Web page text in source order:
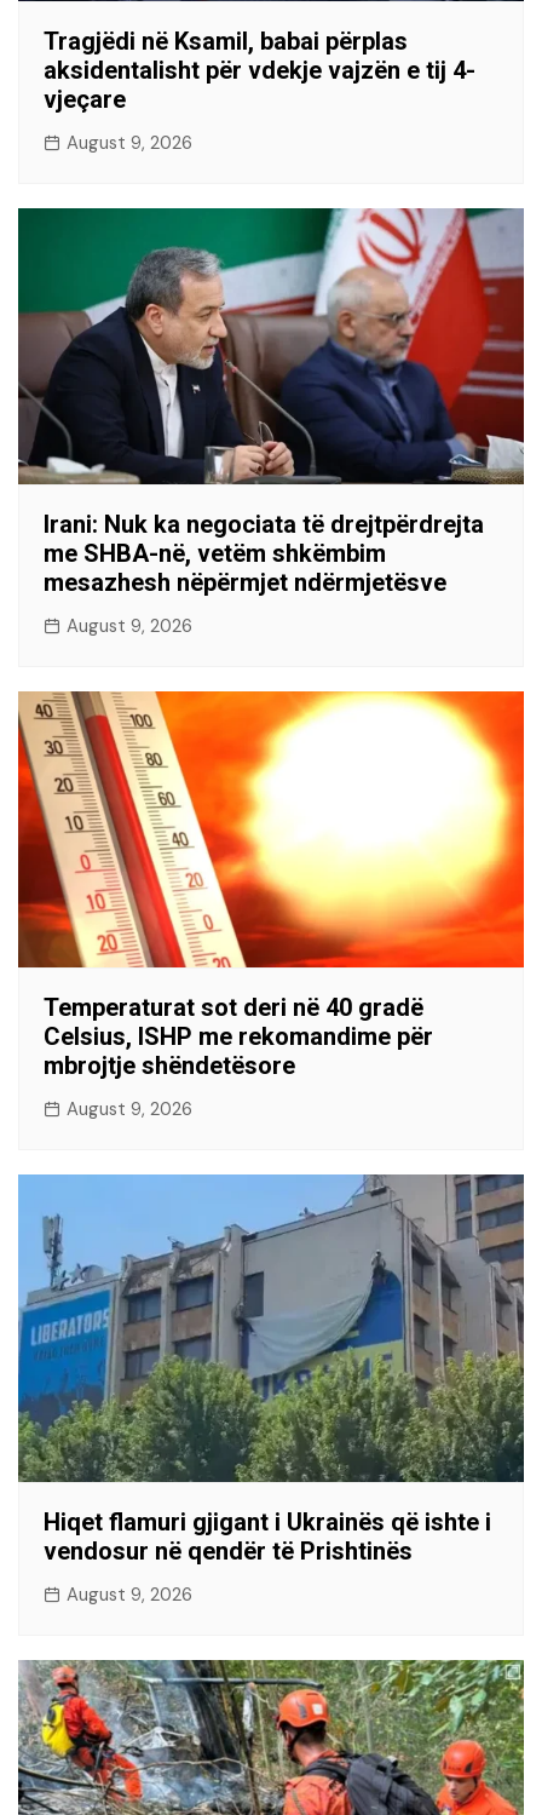
Tragjëdi në Ksamil, babai përplas
aksidentalisht për vdekje vajzën e tij 4-
vjeçare
August 9, 2026
Irani: Nuk ka negociata të drejtpërdrejta
me SHBA-në, vetëm shkëmbim
mesazhesh nëpërmjet ndërmjetësve
August 9, 2026
Temperaturat sot deri në 40 gradë
Celsius, ISHP me rekomandime për
mbrojtje shëndetësore
August 9, 2026
Hiqet flamuri gjigant i Ukrainës që ishte i
vendosur në qendër të Prishtinës
August 9, 2026